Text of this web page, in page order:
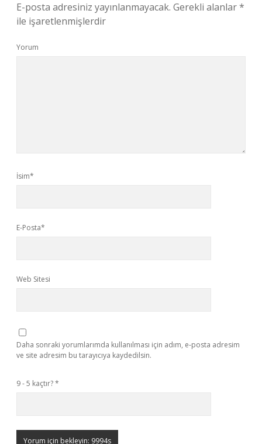
E-posta adresiniz yayınlanmayacak. Gerekli alanlar*
ile işaretlenmişlerdir
Yorum
İsim*
E-Posta*
Web Sitesi
Daha sonraki yorumlarımda kullanılması için adım, e-posta adresim
ve site adresim bu tarayıcıya kaydedilsin.
9 - 5 kaçtır?*